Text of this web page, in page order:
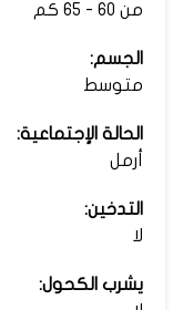
من 60 - 65 كم
الجسم:
متوسط
الحالة الإجتماعية:
أرمل
التدخين:
لا
يشرب الكحول: